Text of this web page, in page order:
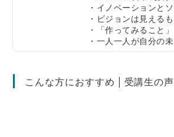
・イノベーションと
・ビジョンは見える
・「作ってみること
・一人一人が自分の
こんな方におすすめ | 受講生の声